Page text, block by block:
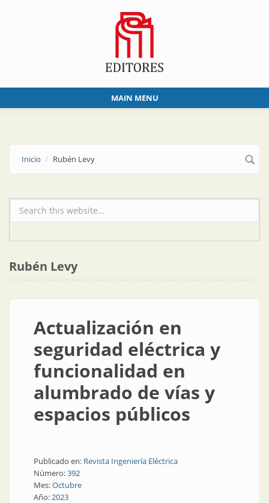
MAIN MENU
Inicio Rubén Levy
Formulario de búsqueda
Rubén Levy
Actualización en
seguridad eléctrica y
funcionalidad en
alumbrado de vías y
espacios públicos
Publicado en: Revista Ingeniería Eléctrica
Número:392
Mes:Octubre
Año:2023